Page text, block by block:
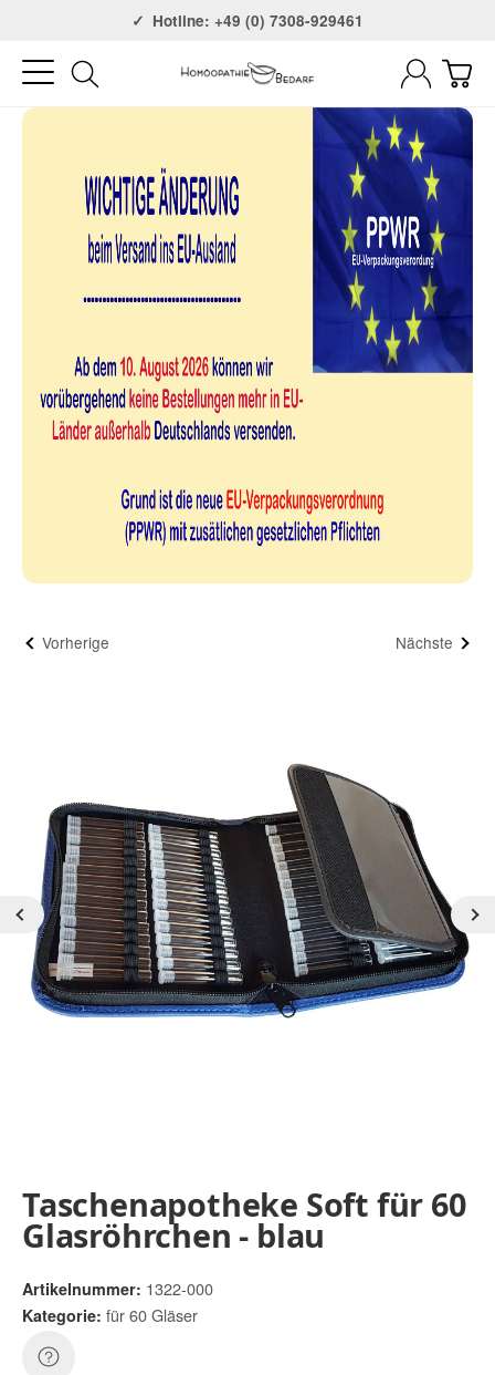
Versandkostenfrei ab 75€Hotline: +49 (0) 7308-929461
Vorherige Nächste
Taschenapotheke Soft für 60
Glasröhrchen - blau
Artikelnummer: 1322-000
Kategorie: für 60 Gläser